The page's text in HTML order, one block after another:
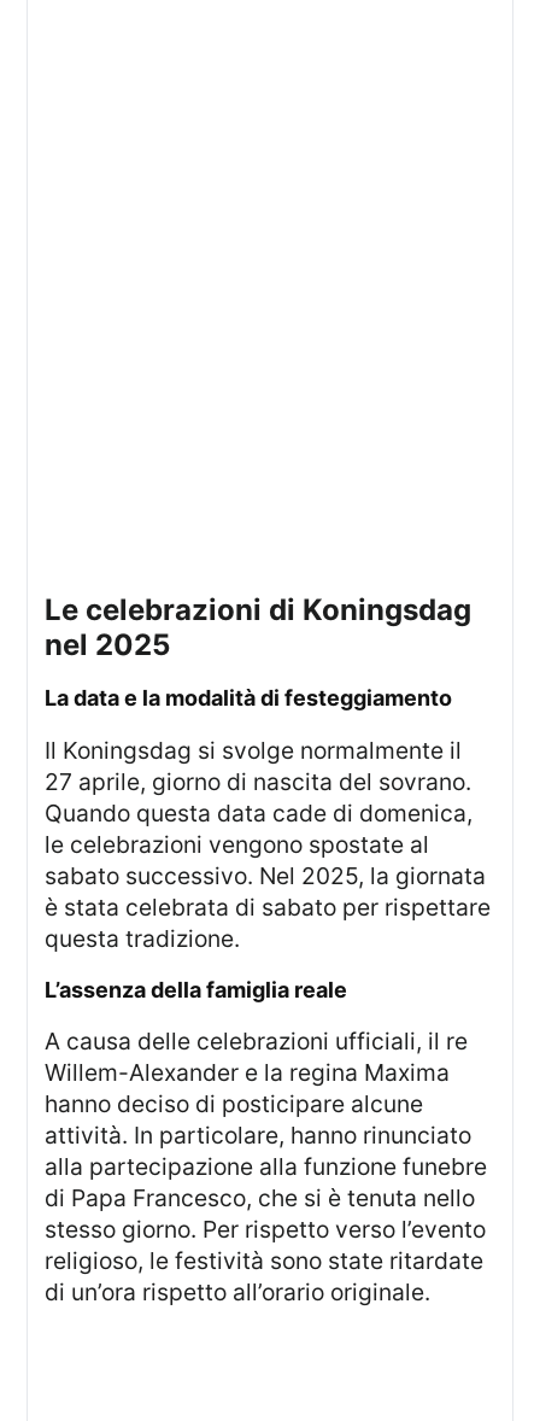
le celebrazioni di Koningsdag
nel 2025
la data e la modalità di festeggiamento
Il Koningsdag si svolge normalmente il
27 aprile, giorno di nascita del sovrano.
Quando questa data cade di domenica,
le celebrazioni vengono spostate al
sabato successivo. Nel 2025, la giornata
è stata celebrata di sabato per rispettare
questa tradizione.
l’assenza della famiglia reale
A causa delle celebrazioni ufficiali, il re
Willem-Alexander e la regina Maxima
hanno deciso di posticipare alcune
attività. In particolare, hanno rinunciato
alla partecipazione alla funzione funebre
di Papa Francesco, che si è tenuta nello
stesso giorno. Per rispetto verso l’evento
religioso, le festività sono state ritardate
di un’ora rispetto all’orario originale.